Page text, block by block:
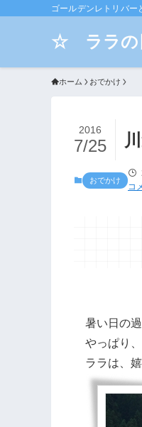
ゴールデンレトリバ
☆ ララ
ホーム おでかけ
2016
7/25
おでかけ
コ
暑い日の
やっぱり
ララは、